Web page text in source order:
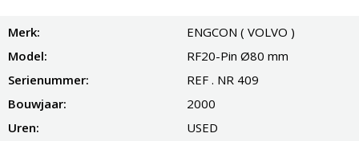
Merk:
ENGCON ( VOLVO )
Model:
RF20-Pin Ø80 mm
Serienummer:
REF . NR 409
Bouwjaar:
2000
Uren:
USED